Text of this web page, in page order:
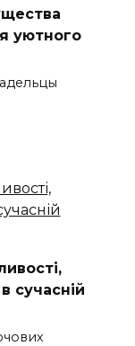
уютного
сучасній